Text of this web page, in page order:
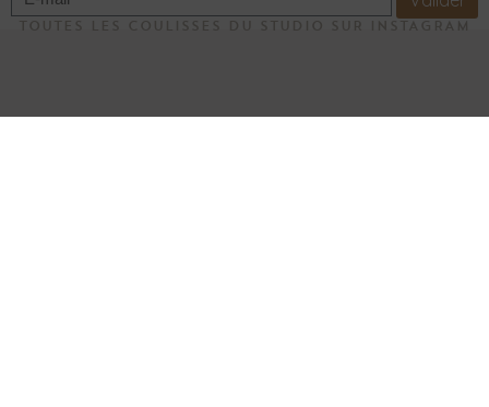
TOUTES LES COULISSES DU STUDIO SUR INSTAGRAM